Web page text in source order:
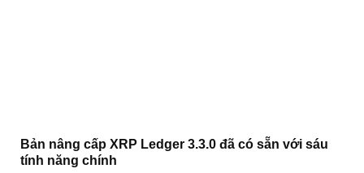
Bản nâng cấp XRP Ledger 3.3.0 đã có sẵn với sáu
tính năng chính